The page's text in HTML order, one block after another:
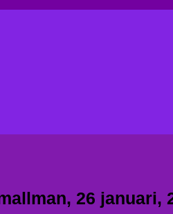
26 januari,